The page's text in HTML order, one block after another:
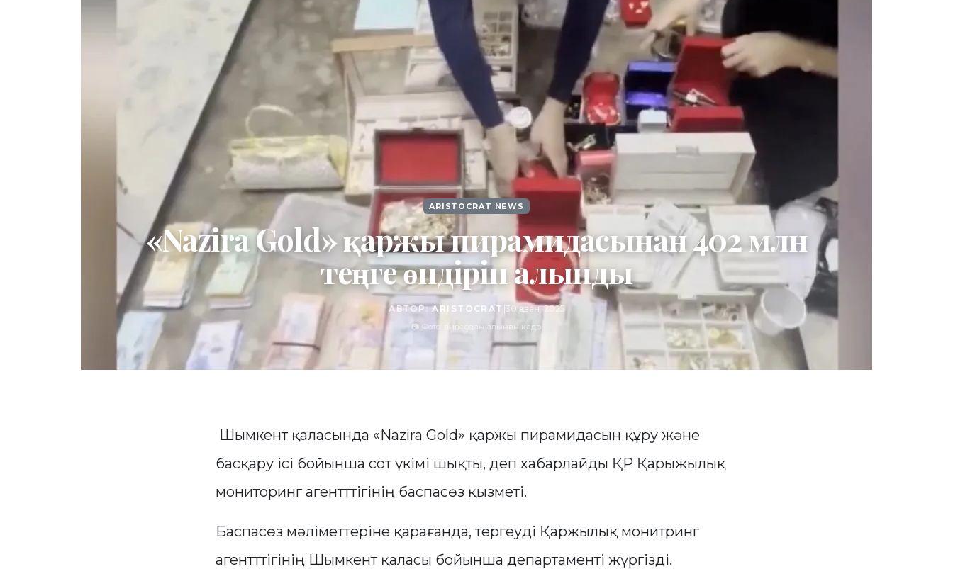
ARISTOCRAT NEWS
«Nazira Gold» қаржы пирамидасынан 402 млн
теңге өндіріп алынды
АВТОР:ARISTOCRAT |30 қазан, 2025
📷 Фото: видеодан алынған кадр
Шымкент қаласында «Nazira Gold» қаржы пирамидасын құру және
басқару ісі бойынша сот үкімі шықты, деп хабарлайды ҚР Қарыжылық
мониторинг агентттігінің баспасөз қызметі.
Баспасөз мәліметтеріне қарағанда, тергеуді Қаржылық монитринг
агентттігінің Шымкент қаласы бойынша департаменті жүргізді.